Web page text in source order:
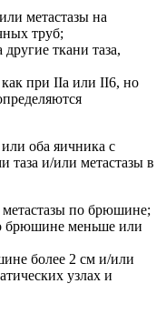
метастазы на
труб;
ткани таза,
как при IIа или II6, но
оба яичника с
таза и/или метастазы в
метастазы по брюшине;
брюшине меньше или
более 2 см и/или
узлах и